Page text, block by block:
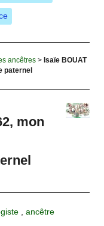
ancêtres> Isaïe BOUAT
paternel
mon
,ancêtre